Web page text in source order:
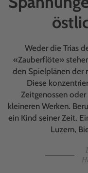
Weder die Trias
«Zauberflöte»
den Spielplänen der
Diese
Zeitgenossen
kleineren Werken.
ein Kind seiner Zeit.
Luzern,